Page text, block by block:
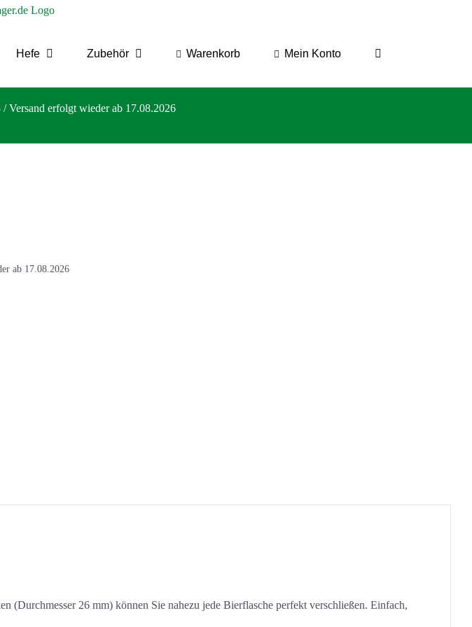
Hefe Zubehör Warenkorb Mein Konto
Versand erfolgt wieder ab 17.08.2026
ab 17.08.2026
(Durchmesser 26 mm) können Sie nahezu jede Bierflasche perfekt verschließen. Einfach,